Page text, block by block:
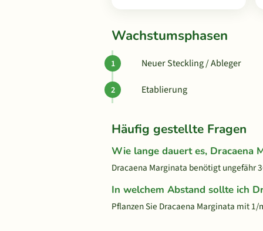
Wachstumsphasen
Neuer Steckling / Ableger
Etablierung
Häufig gestellte Fragen
Wie lange dauert es, Dracaena
Dracaena Marginata benötigt ungefähr
In welchem Abstand sollte ich
Pflanzen Sie Dracaena Marginata mit